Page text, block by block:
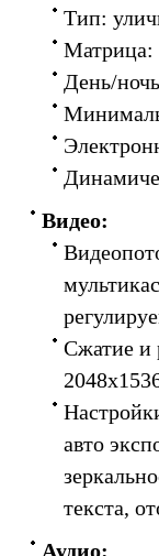
Тип:
Матрица:
День/
Видео:
Сжатие и
авто
текста,
Аудио: